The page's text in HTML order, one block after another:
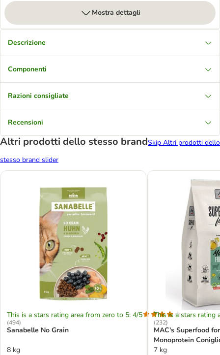
Mostra dettagli
Descrizione
Componenti
Razioni consigliate
Recensioni
Altri prodotti dello stesso brandSkip Altri prodotti dello
stesso brand slider
This is a stars rating area from zero to 5: 4/5
(494)
Sanabelle No Grain
8 kg
This is a stars rating
(232)
MAC's Superfood
Monoprotein
gatti
7 kg